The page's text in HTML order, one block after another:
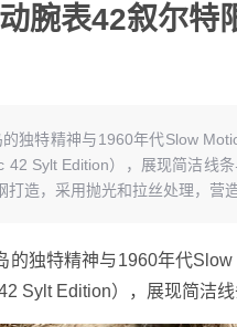
腕表42叙尔特
独特精神与1960年代Slow
42 Sylt Edition），展现简洁线
造，采用抛光和拉丝处理，营
的独特精神与1960年代
Sylt Edition），展现简洁